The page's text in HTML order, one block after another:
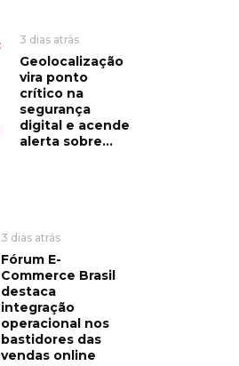
3 dias atrás
Geolocalização
vira ponto
crítico na
segurança
digital e acende
alerta sobre...
3 dias atrás
Fórum E-
Commerce Brasil
destaca
integração
operacional nos
bastidores das
vendas online